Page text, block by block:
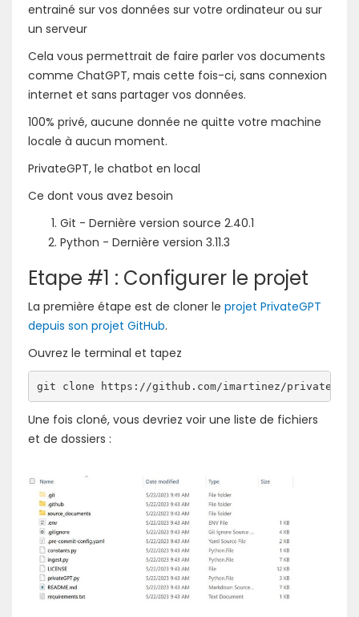
entrainé sur vos données sur votre ordinateur ou sur
un serveur
Cela vous permettrait de faire parler vos documents
comme ChatGPT, mais cette fois-ci, sans connexion
internet et sans partager vos données.
100% privé, aucune donnée ne quitte votre machine
locale à aucun moment.
PrivateGPT, le chatbot en local
Ce dont vous avez besoin
Git - Dernière version source 2.40.1
Python - Dernière version 3.11.3
Etape #1 : Configurer le projet
La première étape est de cloner le projet PrivateGPT
depuis son projet GitHub.
Ouvrez le terminal et tapez
git clone https://github.com/imartinez/
Une fois cloné, vous devriez voir une liste de fichiers
et de dossiers :